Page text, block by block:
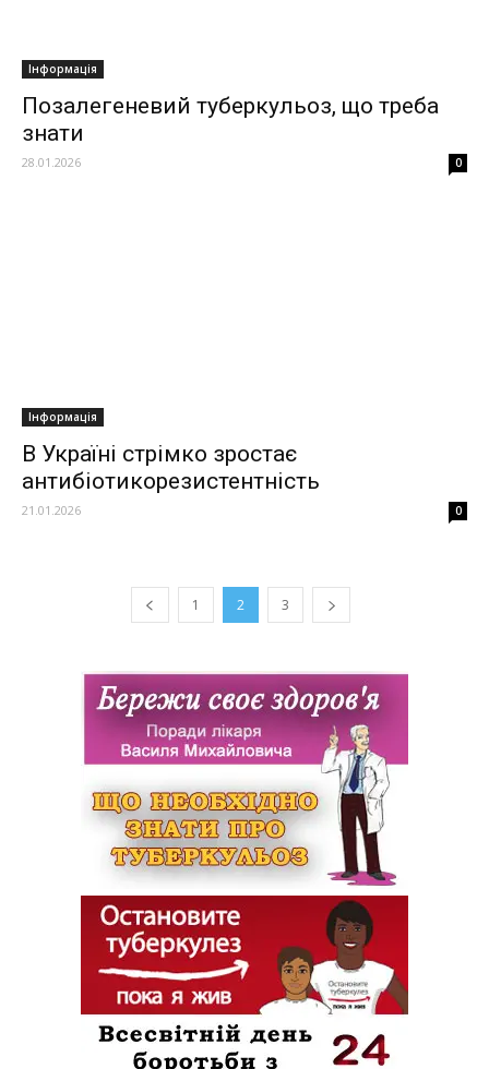
Інформація
Позалегеневий туберкульоз, що треба
знати
28.01.2026 0
Інформація
В Україні стрімко зростає
антибіотикорезистентність
21.01.2026 0
1 2 3